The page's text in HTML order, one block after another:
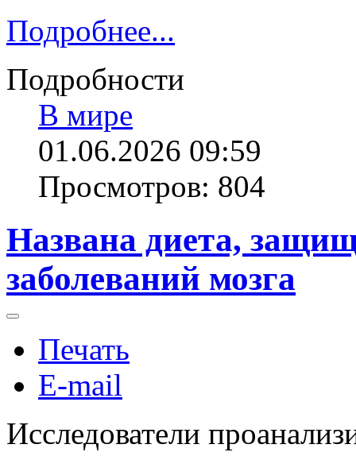
Подробнее...
Подробности
В мире
01.06.2026 09:59
Просмотров: 804
Названа диета,
заболеваний мозга
Печать
E-mail
Исследователи